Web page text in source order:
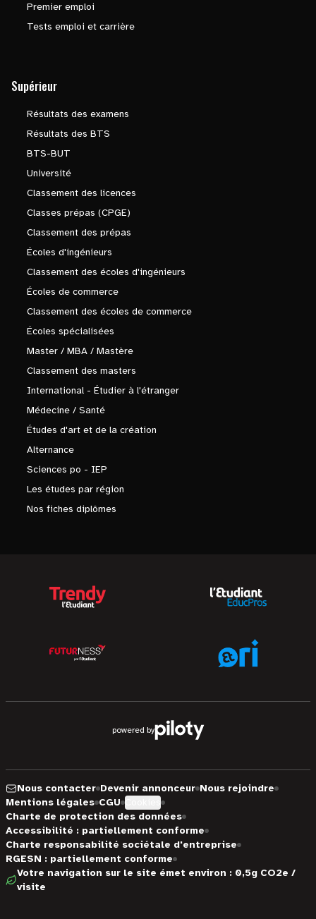
Premier emploi
Tests emploi et carrière
Supérieur
Résultats des examens
Résultats des BTS
BTS-BUT
Université
Classement des licences
Classes prépas (CPGE)
Classement des prépas
Écoles d'ingénieurs
Classement des écoles d'ingénieurs
Écoles de commerce
Classement des écoles de commerce
Écoles spécialisées
Master / MBA / Mastère
Classement des masters
International - Étudier à l'étranger
Médecine / Santé
Études d'art et de la création
Alternance
Sciences po - IEP
Les études par région
Nos fiches diplômes
powered by
Nous contacter Devenir annonceur Nous rejoindre
Mentions légales CGU
Charte de protection des données
Accessibilité : partiellement conforme
Charte responsabilité sociétale d'entreprise
RGESN : partiellement conforme
Votre navigation sur le site émet environ : 0,5g CO2e /
visite